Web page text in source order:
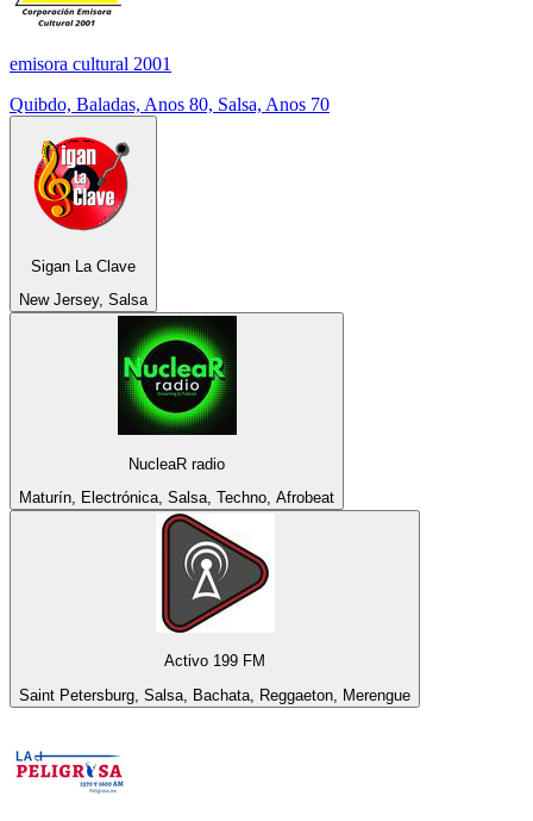
emisora cultural 2001
Quibdo, Baladas, Anos 80, Salsa, Anos 70
Sigan La Clave
New Jersey, Salsa
NucleaR radio
Maturín, Electrónica, Salsa, Techno, Afrobeat
Activo 199 FM
Saint Petersburg, Salsa, Bachata, Reggaeton, Merengue